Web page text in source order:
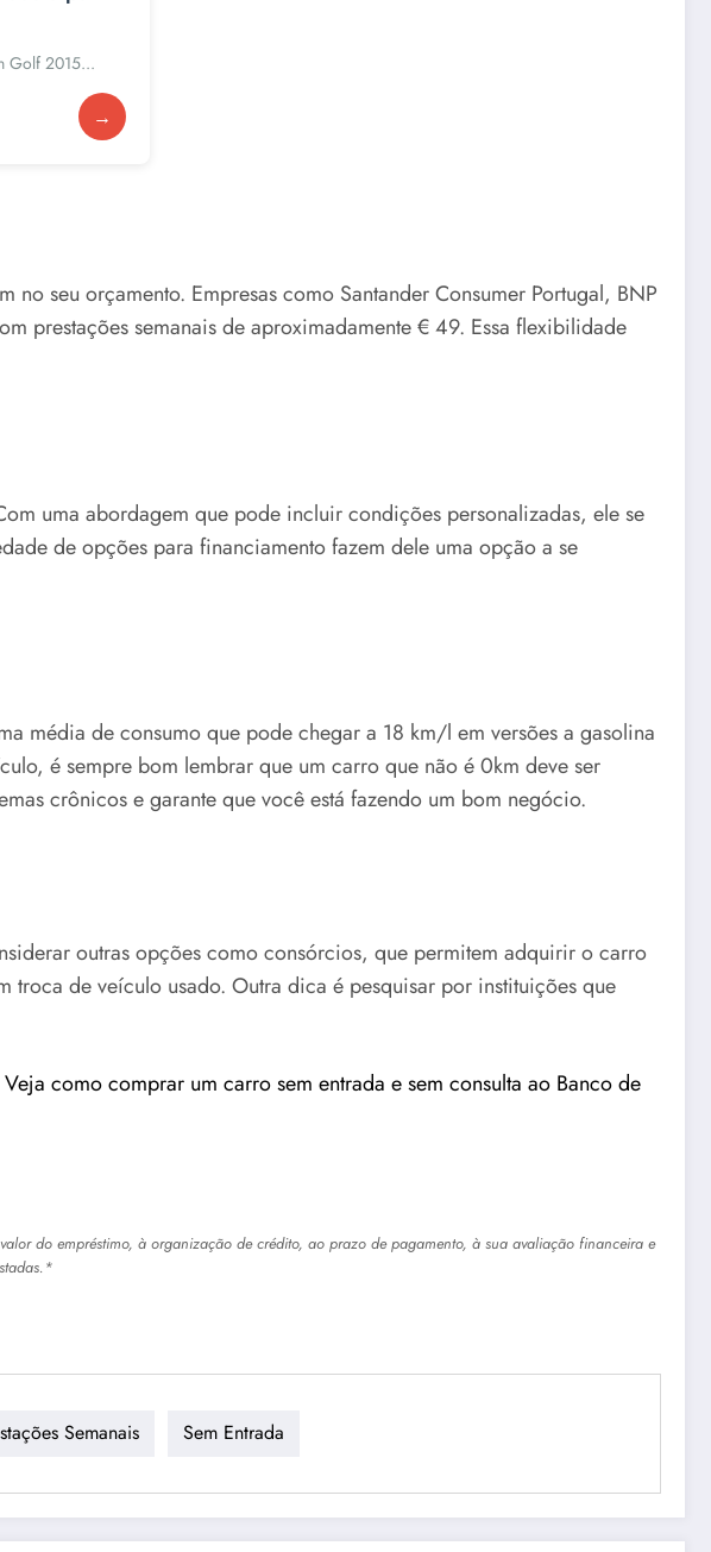
Golf 2015...
→
seu orçamento. Empresas como Santander Consumer Portugal, BNP
prestações semanais de aproximadamente € 49. Essa flexibilidade
uma abordagem que pode incluir condições personalizadas, ele se
de opções para financiamento fazem dele uma opção a se
média de consumo que pode chegar a 18 km/l em versões a gasolina
é sempre bom lembrar que um carro que não é 0km deve ser
crônicos e garante que você está fazendo um bom negócio.
outras opções como consórcios, que permitem adquirir o carro
de veículo usado. Outra dica é pesquisar por instituições que
Veja como comprar um carro sem entrada e sem consulta ao Banco de
do empréstimo, à organização de crédito, ao prazo de pagamento, à sua avaliação financeira e
Semanais Sem Entrada